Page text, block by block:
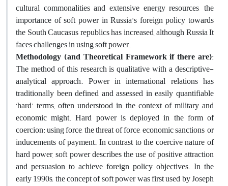
cultural commonalities and extensive energy resources, the
importance of soft power in Russia's foreign policy towards
the South Caucasus republics has increased, although Russia It
faces challenges in using soft power.
Methodology (and Theoretical Framework if there are):
The method of this research is qualitative with a descriptive-
analytical approach. Power in international relations has
traditionally been defined and assessed in easily quantifiable
‘hard’ terms, often understood in the context of military and
economic might. Hard power is deployed in the form of
coercion: using force, the threat of force, economic sanctions, or
inducements of payment. In contrast to the coercive nature of
hard power, soft power describes the use of positive attraction
and persuasion to achieve foreign policy objectives. In the
early 1990s, the concept of soft power was first used by Joseph